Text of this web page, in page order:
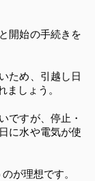
開始の手続きを
ため、引越し日
ましょう。
ですが、停止・
に水や電気が使
が理想です。